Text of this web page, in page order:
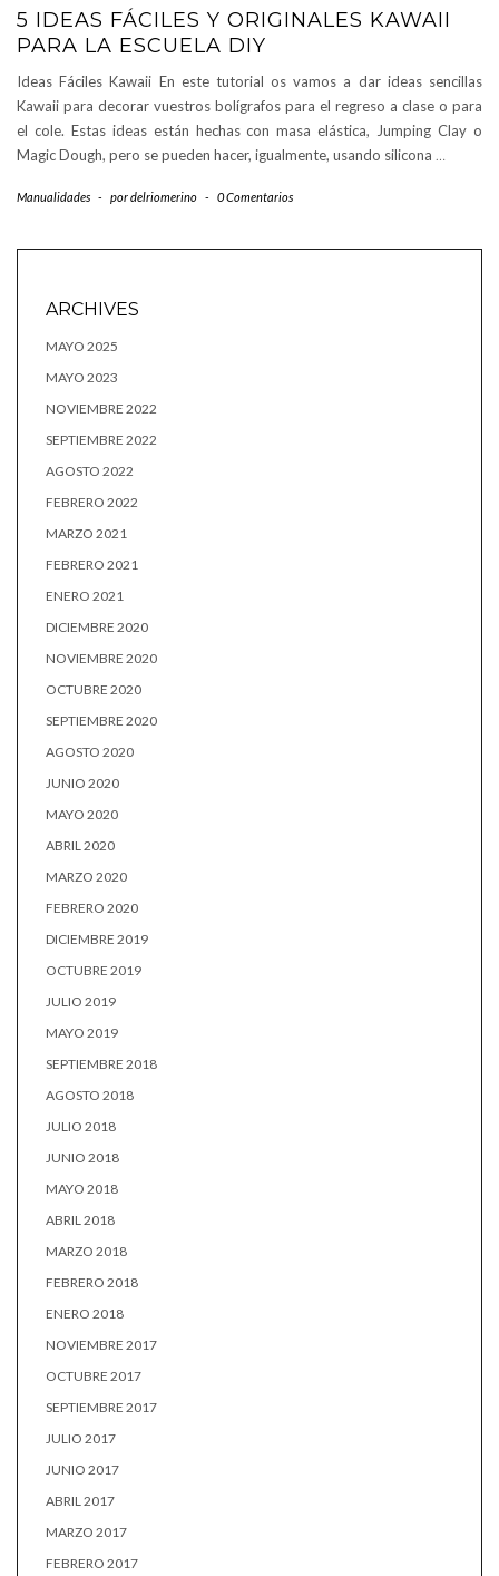
5 IDEAS FÁCILES Y ORIGINALES KAWAII
PARA LA ESCUELA DIY
Ideas Fáciles Kawaii En este tutorial os vamos a dar ideas sencillas
Kawaii para decorar vuestros bolígrafos para el regreso a clase o para
el cole. Estas ideas están hechas con masa elástica, Jumping Clay o
Magic Dough, pero se pueden hacer, igualmente, usando silicona …
Manualidades - pordelriomerino - 0 Comentarios
ARCHIVES
MAYO 2025
MAYO 2023
NOVIEMBRE 2022
SEPTIEMBRE 2022
AGOSTO 2022
FEBRERO 2022
MARZO 2021
FEBRERO 2021
ENERO 2021
DICIEMBRE 2020
NOVIEMBRE 2020
OCTUBRE 2020
SEPTIEMBRE 2020
AGOSTO 2020
JUNIO 2020
MAYO 2020
ABRIL 2020
MARZO 2020
FEBRERO 2020
DICIEMBRE 2019
OCTUBRE 2019
JULIO 2019
MAYO 2019
SEPTIEMBRE 2018
AGOSTO 2018
JULIO 2018
JUNIO 2018
MAYO 2018
ABRIL 2018
MARZO 2018
FEBRERO 2018
ENERO 2018
NOVIEMBRE 2017
OCTUBRE 2017
SEPTIEMBRE 2017
JULIO 2017
JUNIO 2017
ABRIL 2017
MARZO 2017
FEBRERO 2017